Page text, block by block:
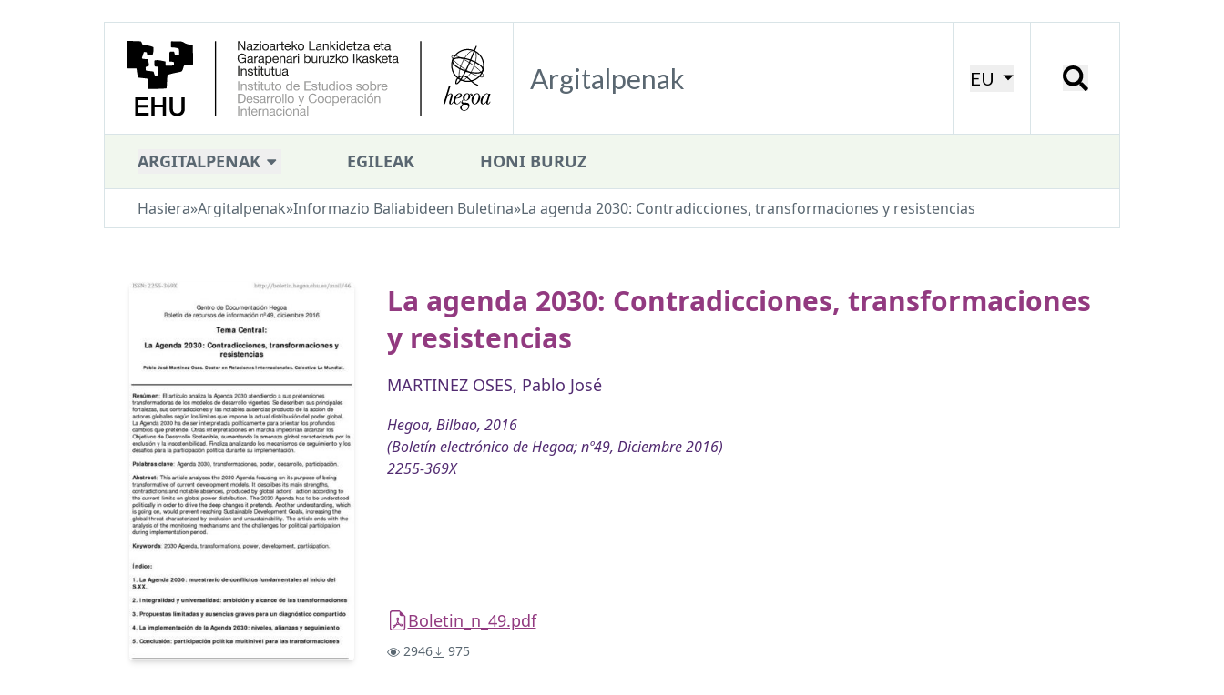
Argitalpenak EU
ARGITALPENAK EGILEAK HONI BURUZ
Hasiera»Argitalpenak»Informazio Baliabideen Buletina»La agenda 2030: Contradicciones, transformaciones y resistencias
La agenda 2030: Contradicciones, transformaciones
y resistencias
MARTINEZ OSES, Pablo José
Hegoa, Bilbao, 2016
(Boletín electrónico de Hegoa; nº49, Diciembre 2016)
2255-369X
Boletin_n_49.pdf
2946 975